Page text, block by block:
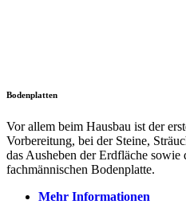
Bodenplatten
Vor allem beim Hausbau ist der
Vorbereitung, bei der Steine,
das Ausheben der Erdfläche sowie
fachmännischen Bodenplatte.
Mehr Informationen